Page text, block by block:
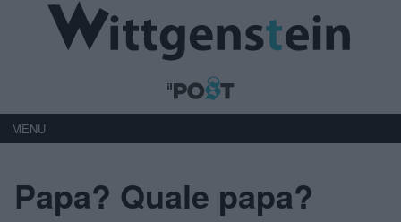
MENU
Papa? Quale papa?